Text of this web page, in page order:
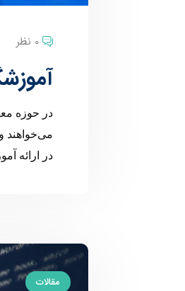
0 نظر
در حوزه
می‌خواهند
در ارائه
مقالات